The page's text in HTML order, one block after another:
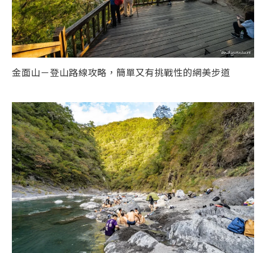
金面山－登山路線攻略，簡單又有挑戰性的網美步道